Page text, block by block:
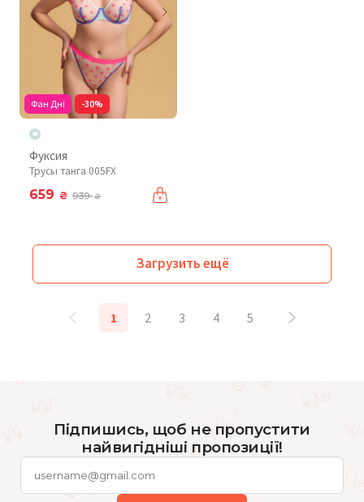
Фан Дні -30%
Фуксия
Трусы танга 005FX
659 ₴ 939₴
Загрузить ещё
1 2 3 4 5
Підпишись, щоб не пропустити
найвигідніші пропозиції!